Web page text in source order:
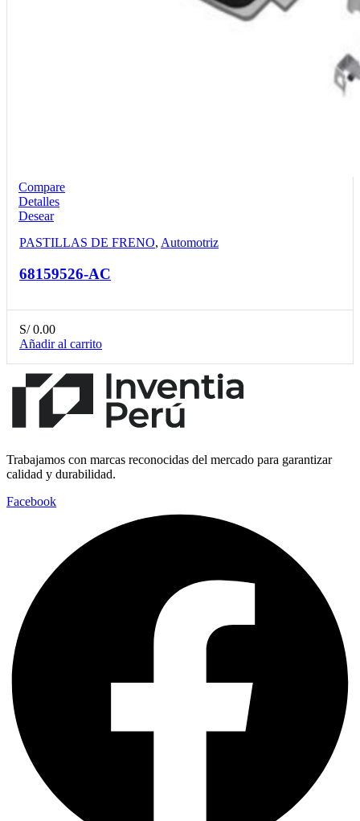
Compare
Detalles
Desear
PASTILLAS DE FRENO, Automotriz
68159526-AC
S/0.00
Añadir al carrito
Trabajamos con marcas reconocidas del mercado para garantizar
calidad y durabilidad.
Facebook